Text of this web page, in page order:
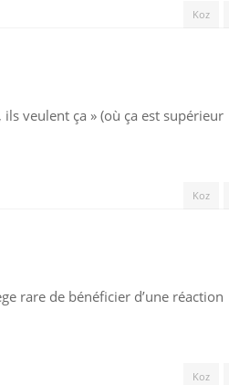
Koz
veulent ça » (où ça est supérieur
Koz
rare de bénéficier d’une réaction
Koz